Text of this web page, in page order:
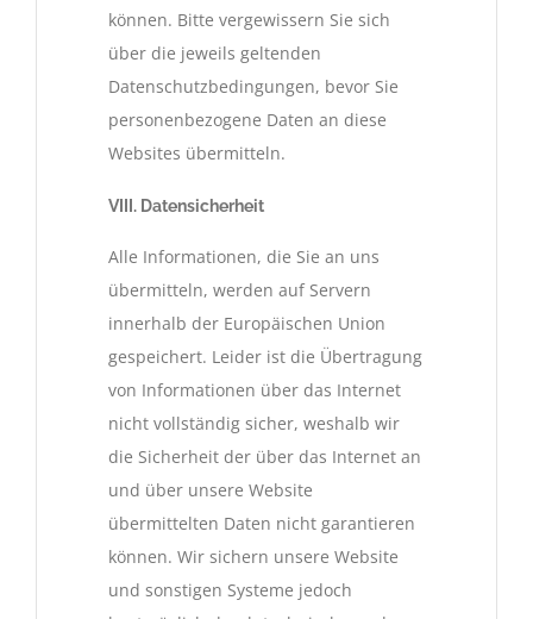
können. Bitte vergewissern Sie sich
über die jeweils geltenden
Datenschutzbedingungen, bevor Sie
personenbezogene Daten an diese
Websites übermitteln.
VIII. Datensicherheit
Alle Informationen, die Sie an uns
übermitteln, werden auf Servern
innerhalb der Europäischen Union
gespeichert. Leider ist die Übertragung
von Informationen über das Internet
nicht vollständig sicher, weshalb wir
die Sicherheit der über das Internet an
und über unsere Website
übermittelten Daten nicht garantieren
können. Wir sichern unsere Website
und sonstigen Systeme jedoch